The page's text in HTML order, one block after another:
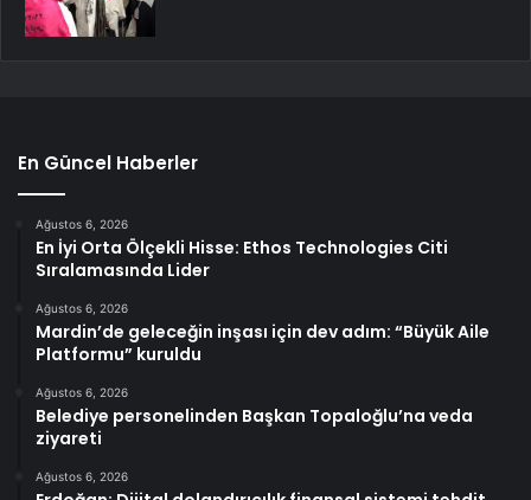
En Güncel Haberler
Ağustos 6, 2026
En İyi Orta Ölçekli Hisse: Ethos Technologies Citi
Sıralamasında Lider
Ağustos 6, 2026
Mardin’de geleceğin inşası için dev adım: “Büyük Aile
Platformu” kuruldu
Ağustos 6, 2026
Belediye personelinden Başkan Topaloğlu’na veda
ziyareti
Ağustos 6, 2026